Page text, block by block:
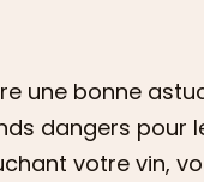
une bonne
dangers
votre vin,